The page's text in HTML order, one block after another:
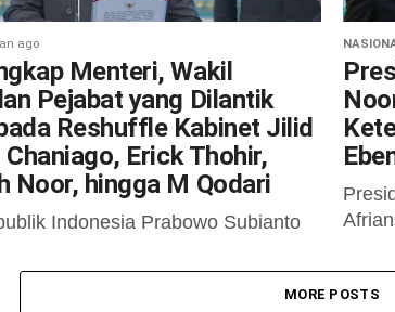
ago
Menteri, Wakil
Pejabat yang Dilantik
Reshuffle Kabinet Jilid
Chaniago, Erick Thohir,
Noor, hingga M Qodari
Indonesia Prabowo Subianto
Putih di Istana Kepresidenan,
(17/9/2025). Dalam perombakanMORE POSTS